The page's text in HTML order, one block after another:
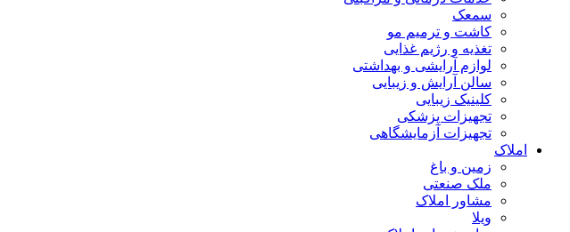
سمعک
کاشت و ترمیم مو
تغذیه و رژیم غذایی
لوازم آرایشی و بهداشتی
سالن آرایش و زیبایی
کلینیک زیبایی
تجهیزات پزشکی
تجهیزات آزمایشگاهی
املاک
زمین و باغ
ملک صنعتی
مشاور املاک
ویلا